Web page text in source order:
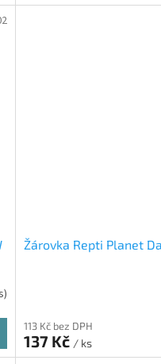
Žárovka Repti Planet
113 Kč bez DPH
137 Kč / ks